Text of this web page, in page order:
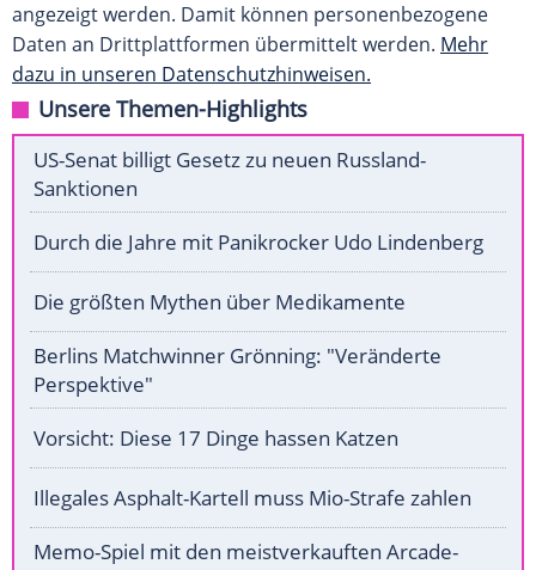
angezeigt werden. Damit können personenbezogene
Daten an Drittplattformen übermittelt werden. Mehr
dazu in unseren Datenschutzhinweisen.
Unsere Themen-Highlights
US-Senat billigt Gesetz zu neuen Russland-
Sanktionen
Durch die Jahre mit Panikrocker Udo Lindenberg
Die größten Mythen über Medikamente
Berlins Matchwinner Grönning: "Veränderte
Perspektive"
Vorsicht: Diese 17 Dinge hassen Katzen
Illegales Asphalt-Kartell muss Mio-Strafe zahlen
Memo-Spiel mit den meistverkauften Arcade-